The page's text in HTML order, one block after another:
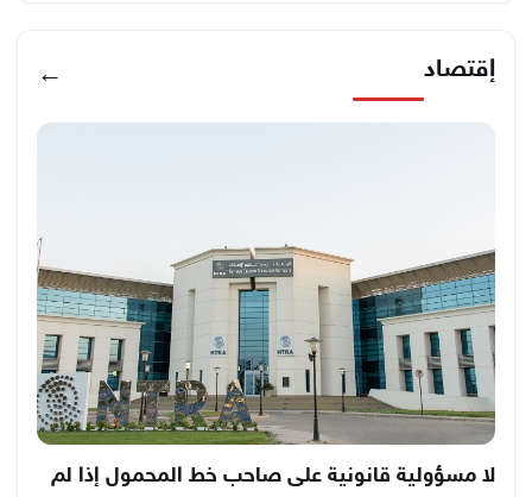
إقتصاد ←
لا مسؤولية قانونية على صاحب خط المحمول إذا لم